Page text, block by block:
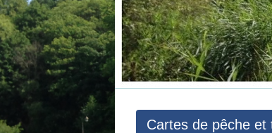
Cartes de pêche et